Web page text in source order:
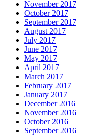
November 2017
October 2017
September 2017
August 2017
July 2017
June 2017
May 2017
April 2017
March 2017
February 2017
January 2017
December 2016
November 2016
October 2016
September 2016